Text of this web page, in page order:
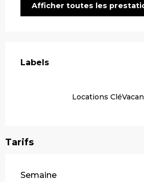
Afficher toutes les
Labels
Labels
Locations
Tarifs
Tarifs 2026
Semaine